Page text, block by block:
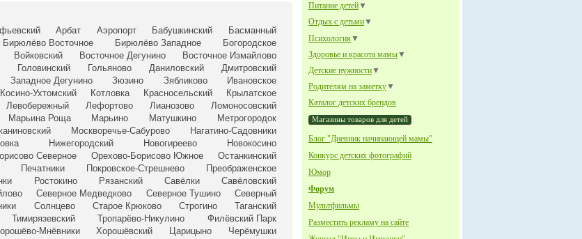
Питание детей▼
Отдых с детьми▼
Психология ▼
Здоровье и красота мамы▼
Детские нужности▼
Родителям на заметку▼
Каталог детских брендов
Магазины товаров для детей
Блог "Дневник начинающей мамы"
Конкурс детских фотографий
Юмор
Форум
Мультфильмы
Разместить рекламу на сайте
Арбат Аэропорт Бабушкинский
Басманный
Бирюлёво Восточное Бирюлёво Западное
Богородское
Войковский Восточное Дегунино
Восточное Измайлово
Головинский Гольяново Даниловский
Дмитровский
Западное Дегунино Зюзино Зябликово
Ивановское
Косино-Ухтомский Котловка Красносельский
Крылатское
Левобережный Лефортово Лианозово
Ломоносовский
Марьина Роща Марьино Матушкино
Метрогородок
Москворечье-Сабурово
Нагатино-Садовники
Нижегородский Новогиреево
Новокосино
Северное Орехово-Борисово Южное
Останкинский
Печатники Покровское-Стрешнево Преображенское
Ростокино Рязанский Савёлки
Савёловский
Северное Медведково Северное Тушино
Северный
Солнцево Старое Крюково Строгино
Таганский
Тимирязевский Тропарёво-Никулино
Филёвский Парк
Мнёвники Хорошёвский Царицыно
Черёмушки